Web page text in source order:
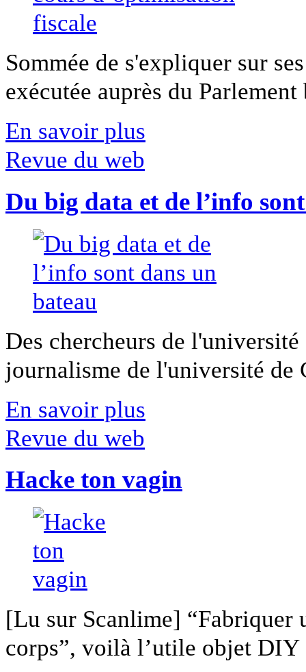
Sommée de s'expliquer sur
exécutée auprès du
En savoir plus
Revue du web
Du big data et de l’info
Des chercheurs de
journalisme de l'université
En savoir plus
Revue du web
Hacke ton vagin
[Lu sur Scanlime] “Fabriquer
corps”, voilà l’utile objet